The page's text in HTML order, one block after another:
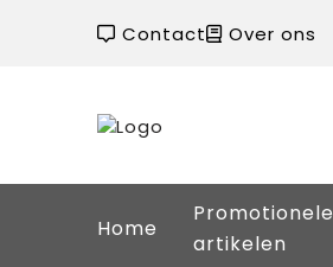
Contact Over ons
Home
Promotionele
artikelen